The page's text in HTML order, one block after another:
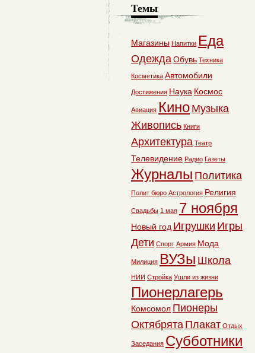
Темы
Магазины Напитки Еда
ОдеждаОбувь Техника
Косметика Автомобили
Достижения Наука Космос
Авиация Кино Музыка
Живопись Книги
Архитектура Театр
Телевидение Радио Газеты
Журналы Политика
Полит бюро Астрология Религия
Свадьбы 1 мая 7 ноября
Новый год Игрушки Игры
Дети Спорт Армия Мода
Милиция ВУЗы Школа
НИИ Стройка Ушли из жизни
Пионерлагерь
Комсомол Пионеры
Октябрята Плакат Отдых
Заседания Субботники